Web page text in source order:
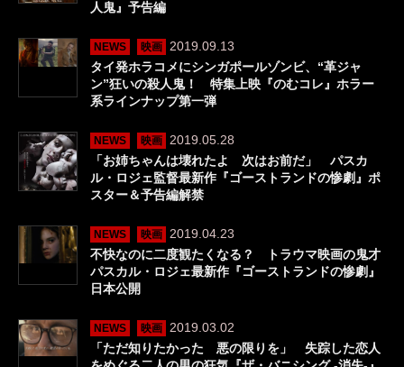
人鬼』予告編
NEWS 映画
2019.09.13
タイ発ホラコメにシンガポールゾンビ、“革ジャ
ン”狂いの殺人鬼！ 特集上映『のむコレ』ホラー
系ラインナップ第一弾
NEWS 映画
2019.05.28
「お姉ちゃんは壊れたよ 次はお前だ」 パスカ
ル・ロジェ監督最新作『ゴーストランドの惨劇』ポ
スター＆予告編解禁
NEWS 映画
2019.04.23
不快なのに二度観たくなる？ トラウマ映画の鬼才
パスカル・ロジェ最新作『ゴーストランドの惨劇』
日本公開
NEWS 映画
2019.03.02
「ただ知りたかった 悪の限りを」 失踪した恋人